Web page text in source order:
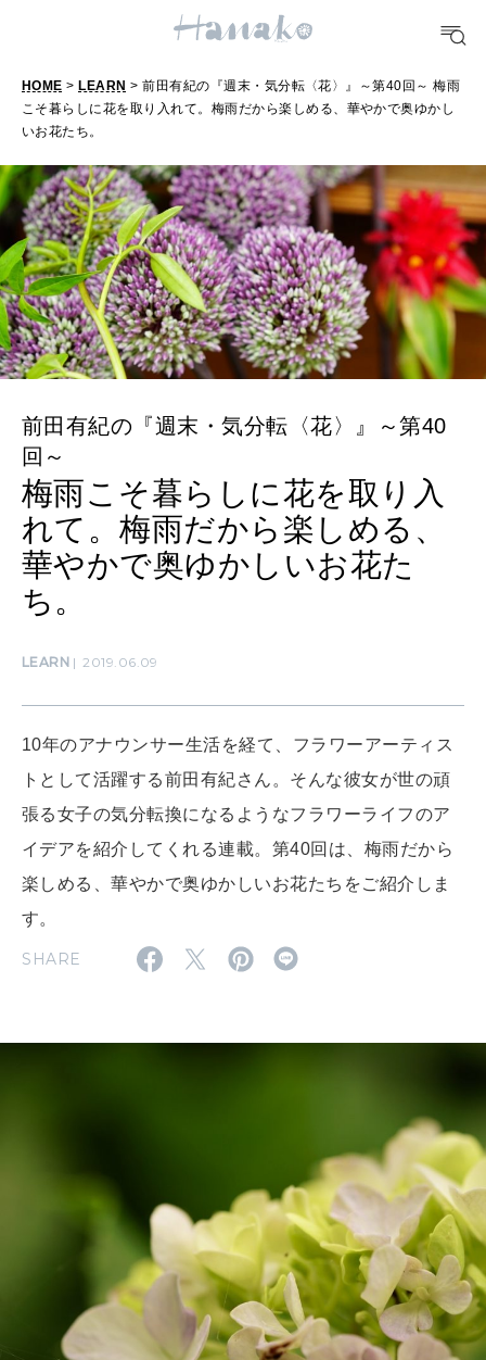
どこ行く？
FORTUNE
明日のわたし
[12星座別] Weekly Holoscope
[12星座別] Monthly Love Holoscope
女神まり愛のタロットメッセージ
HEALTH
自分にやさしく
MAMA
ママもいろいろ
自分を耕す
WORK&MONEY
いい人生って？
特集
2026年6月号「大銀座 トレンドが生まれる 新しい一流店へ。」
2026年5月号「“大好き”に出会いに。韓国」
2026年4月号「未来をつくる、学びの教科書。」
2026年3月号「スイーツ予想図 2026」
FOLLOW US!
HOME > LEARN > 前田有紀の『週末・気分転〈花〉』～第40回～ 梅雨
こそ暮らしに花を取り入れて。梅雨だから楽しめる、華やかで奥ゆかし
いお花たち。
前田有紀の『週末・気分転〈花〉』～第40
回～
梅雨こそ暮らしに花を取り入
れて。梅雨だから楽しめる、
華やかで奥ゆかしいお花た
ち。
LEARN 2019.06.09
10年のアナウンサー生活を経て、フラワーアーティス
トとして活躍する前田有紀さん。そんな彼女が世の頑
張る女子の気分転換になるようなフラワーライフのア
イデアを紹介してくれる連載。第40回は、梅雨だから
楽しめる、華やかで奥ゆかしいお花たちをご紹介しま
す。
SHARE